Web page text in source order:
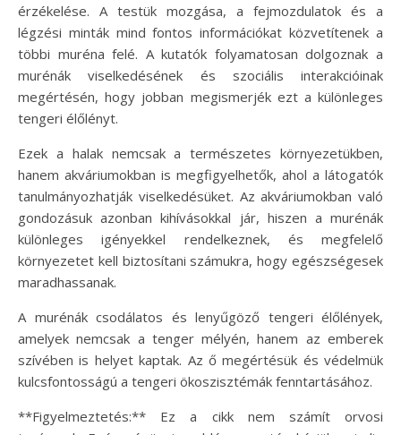
érzékelése. A testük mozgása, a fejmozdulatok és a
légzési minták mind fontos információkat közvetítenek a
többi muréna felé. A kutatók folyamatosan dolgoznak a
murénák viselkedésének és szociális interakcióinak
megértésén, hogy jobban megismerjék ezt a különleges
tengeri élőlényt.
Ezek a halak nemcsak a természetes környezetükben,
hanem akváriumokban is megfigyelhetők, ahol a látogatók
tanulmányozhatják viselkedésüket. Az akváriumokban való
gondozásuk azonban kihívásokkal jár, hiszen a murénák
különleges igényekkel rendelkeznek, és megfelelő
környezetet kell biztosítani számukra, hogy egészségesek
maradhassanak.
A murénák csodálatos és lenyűgöző tengeri élőlények,
amelyek nemcsak a tenger mélyén, hanem az emberek
szívében is helyet kaptak. Az ő megértésük és védelmük
kulcsfontosságú a tengeri ökoszisztémák fenntartásához.
**Figyelmeztetés:** Ez a cikk nem számít orvosi